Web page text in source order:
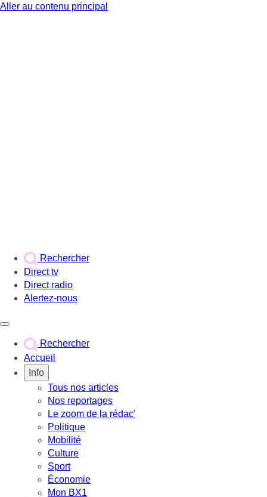
Aller au contenu principal
Rechercher
Direct tv
Direct radio
Alertez-nous
Rechercher
Accueil
Info
Tous nos articles
Nos reportages
Le zoom de la rédac'
Politique
Mobilité
Culture
Sport
Économie
Mon BX1